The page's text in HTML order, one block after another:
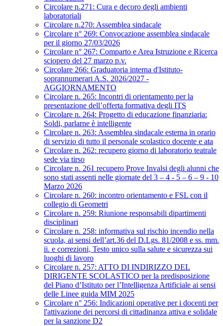
Circolare n.271: Cura e decoro degli ambienti
laboratoriali
Circolare n.270: Assemblea sindacale
Circolare n° 269: Convocazione assemblea sindacale
per il giorno 27/03/2026
Circolare n° 267: Comparto e Area Istruzione e Ricerca
sciopero del 27 marzo p.v.
Circolare 266: Graduatoria interna d'Istituto-
soprannumerari A.S. 2026/2027 -
AGGIORNAMENTO
Circolare n. 265: Incontri di orientamento per la
presentazione dell’offerta formativa degli ITS
Circolare n. 264: Progetto di educazione finanziaria:
Soldi, parlarne è intelligente
Circolare n. 263: Assemblea sindacale esterna in orario
di servizio di tutto il personale scolastico docente e ata
Circolare n. 262: recupero giorno di laboratorio teatrale
sede via tirso
Circolare n. 261 recupero Prove Invalsi degli alunni che
sono stati assenti nelle giornate del 3 – 4 - 5 – 6 – 9 - 10
Marzo 2026
Circolare n. 260: incontro orientamento e FSL con il
collegio di Geometri
Circolare n. 259: Riunione responsabili dipartimenti
disciplinari
Circolare n. 258: informativa sul rischio incendio nella
scuola, ai sensi dell’art.36 del D.Lgs. 81/2008 e ss. mm.
ii. e correzioni, Testo unico sulla salute e sicurezza sui
luoghi di lavoro
Circolare n. 257: ATTO DI INDIRIZZO DEL
DIRIGENTE SCOLASTICO per la predisposizione
del Piano d’Istituto per l’Intelligenza Artificiale ai sensi
delle Linee guida MIM 2025
Circolare n° 256: Indicazioni operative per i docenti per
l'attivazione dei percorsi di cittadinanza attiva e solidale
per la sanzione D2